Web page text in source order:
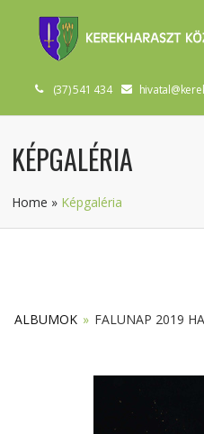
(37) 541 434
KÉPGALÉRIA
Home » Képgaléria
ALBUMOK » FALUNAP 2019